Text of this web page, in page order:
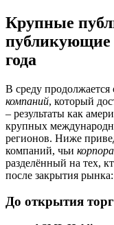
Крупные
публикующие
года
В среду продолжается
компаний, который
– результаты как
крупных
регионов. Ниже
компаний, чьи
разделённый на тех,
после закрытия рынка:
До открытия